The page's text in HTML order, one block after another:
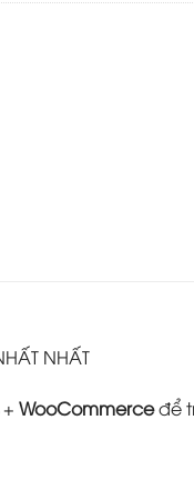
NHẤT
+ WooCommerceđể